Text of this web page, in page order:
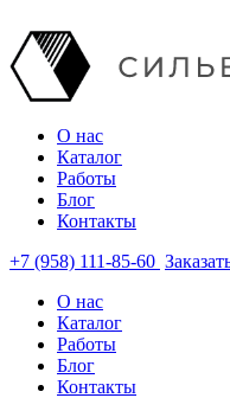
О нас
Каталог
Работы
Блог
Контакты
+7 (958) 111-85-60
О нас
Каталог
Работы
Блог
Контакты